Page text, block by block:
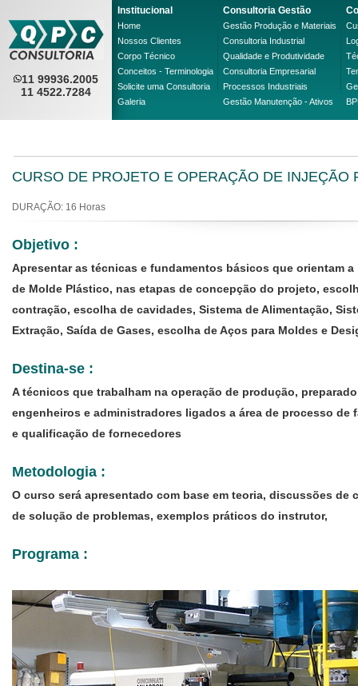
11 99936.2005
11 4522.7284
Institucional
Home
Nossos Clientes
Corpo Técnico
Conceitos - Terminologia
Solicite uma Consultoria
Galeria
Consultoria Gestão
Gestão Produção e Materiais
Consultoria Industrial
Qualidade e Produtividade
Consultoria Empresarial
Processos Industriais
Gestão Manutenção - Ativos
CURSO DE PROJETO E OPERAÇÃO DE INJEÇÃO
DURAÇÃO: 16 Horas
Objetivo :
Apresentar as técnicas e fundamentos básicos que orientam
de Molde Plástico, nas etapas de concepção do projeto,
contração, escolha de cavidades, Sistema de Alimentação,
Extração, Saída de Gases, escolha de Aços para Moldes e
Destina-se :
A técnicos que trabalham na operação de produção,
engenheiros e administradores ligados a área de processo de
e qualificação de fornecedores
Metodologia :
O curso será apresentado com base em teoria, discussões de
de solução de problemas, exemplos práticos do instrutor,
Programa :